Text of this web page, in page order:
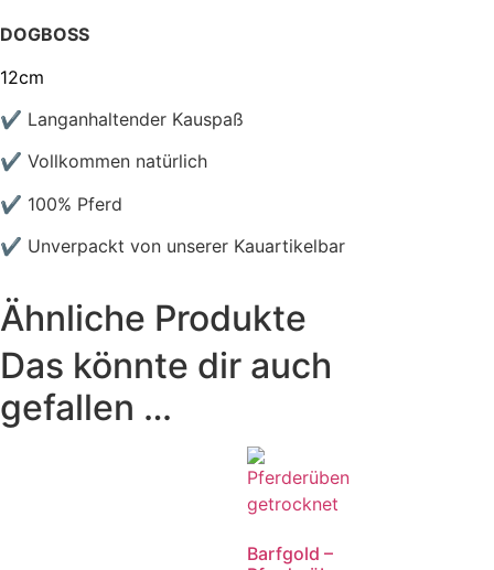
DOGBOSS
12cm
✔ Langanhaltender Kauspaß
✔ Vollkommen natürlich
✔ 100% Pferd
✔ Unverpackt von unserer Kauartikelbar
Ähnliche Produkte
Das könnte dir auch
gefallen …
Barfgold –